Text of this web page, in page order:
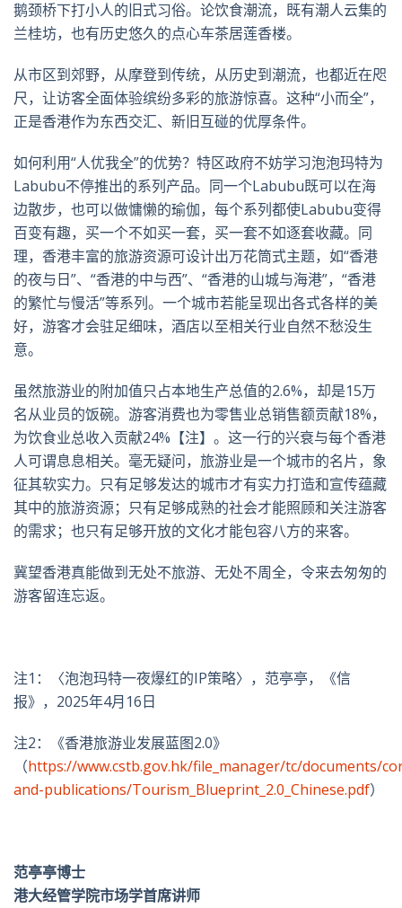
鹅颈桥下打小人的旧式习俗。论饮食潮流，既有潮人云集的
兰桂坊，也有历史悠久的点心车茶居莲香楼。
从市区到郊野，从摩登到传统，从历史到潮流，也都近在咫
尺，让访客全面体验缤纷多彩的旅游惊喜。这种“小而全”，
正是香港作为东西交汇、新旧互碰的优厚条件。
如何利用“人优我全”的优势？特区政府不妨学习泡泡玛特为
Labubu不停推出的系列产品。同一个Labubu既可以在海
边散步，也可以做慵懒的瑜伽，每个系列都使Labubu变得
百变有趣，买一个不如买一套，买一套不如逐套收藏。同
理，香港丰富的旅游资源可设计出万花筒式主题，如“香港
的夜与日”、“香港的中与西”、“香港的山城与海港”，“香港
的繁忙与慢活”等系列。一个城市若能呈现出各式各样的美
好，游客才会驻足细味，酒店以至相关行业自然不愁没生
意。
虽然旅游业的附加值只占本地生产总值的2.6%，却是15万
名从业员的饭碗。游客消费也为零售业总销售额贡献18%，
为饮食业总收入贡献24%【注】。这一行的兴衰与每个香港
人可谓息息相关。毫无疑问，旅游业是一个城市的名片，象
征其软实力。只有足够发达的城市才有实力打造和宣传蕴藏
其中的旅游资源；只有足够成熟的社会才能照顾和关注游客
的需求；也只有足够开放的文化才能包容八方的来客。
冀望香港真能做到无处不旅游、无处不周全，令来去匆匆的
游客留连忘返。
注1：〈泡泡玛特一夜爆红的IP策略〉，范亭亭，《信
报》，2025年4月16日
注2：《香港旅游业发展蓝图2.0》
（https://www.cstb.gov.hk/file_manager/tc/documents/
and-publications/Tourism_Blueprint_2.0_Chinese.pdf）
范亭亭博士
港大经管学院市场学首席讲师